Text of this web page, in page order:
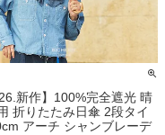
新作】100%完全遮光 晴
折りたたみ日傘 2段タイ
アーチ シャンブレーデ